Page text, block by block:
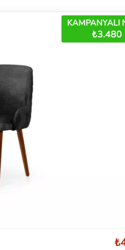
KAMPANYALI
₺3.480